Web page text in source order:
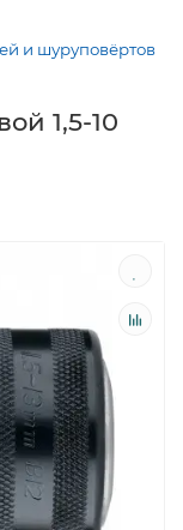
и шуруповёртов
1,5-10